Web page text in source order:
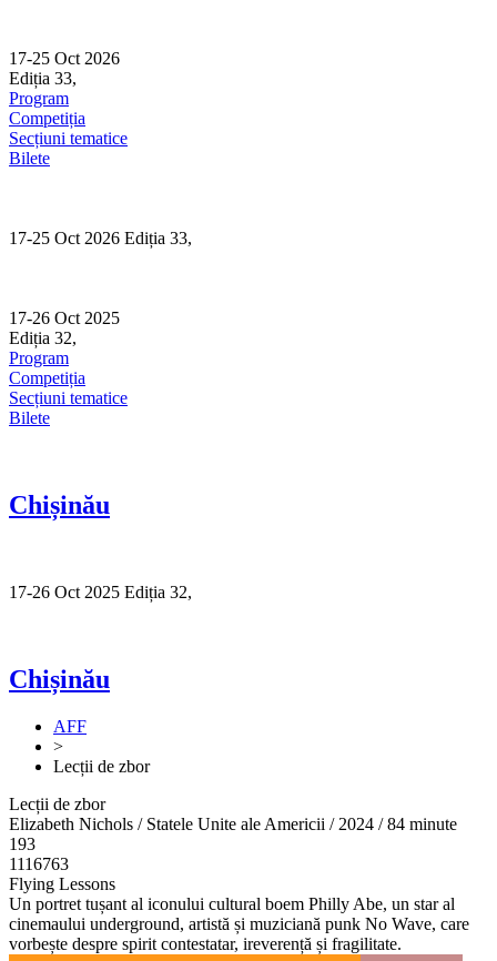
content
17-25 Oct 2026
Ediția 33,
Program
Competiția
Secțiuni tematice
Bilete
17-25 Oct 2026 Ediția 33,
17-26 Oct 2025
Ediția 32,
Program
Competiția
Secțiuni tematice
Bilete
Chișinău
17-26 Oct 2025 Ediția 32,
Chișinău
AFF
>
Lecții de zbor
Lecții de zbor
Elizabeth Nichols / Statele Unite ale Americii / 2024 / 84 minute
193
1116763
Flying Lessons
Un portret tușant al iconului cultural boem Philly Abe, un star al
cinemaului underground, artistă și muziciană punk No Wave, care
vorbește despre spirit contestatar, ireverență și fragilitate.